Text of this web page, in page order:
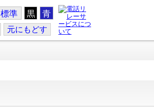
標準 黒 青
元にもどす